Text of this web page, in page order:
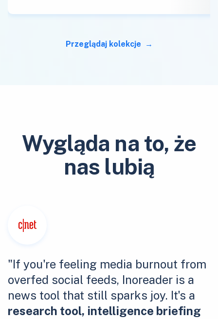
Przeglądaj kolekcje
Wygląda na to, że
nas lubią
"If you're feeling media burnout from
overfed social feeds, Inoreader is a
news tool that still sparks joy. It's a
research tool, intelligence briefing